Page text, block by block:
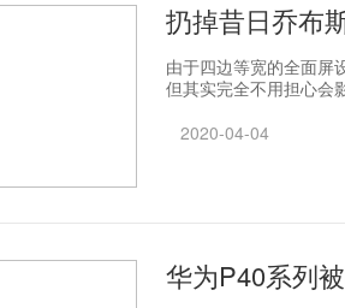
扔掉昔日乔布
由于四边等宽的全面屏
但其实完全不用担心会
2020-04-04
华为P40系列